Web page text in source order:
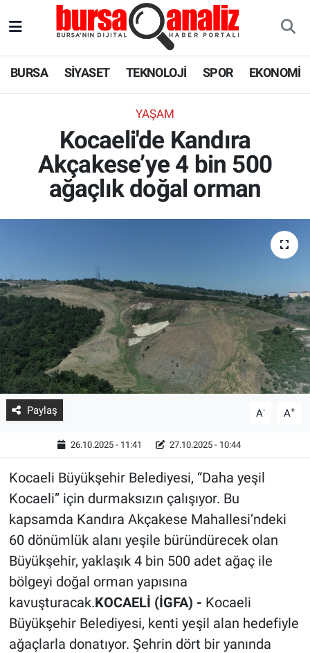
BURSA SİYASET TEKNOLOJİ SPOR EKONOMİ
YAŞAM
Kocaeli'de Kandıra
Akçakese’ye 4 bin 500
ağaçlık doğal orman
Paylaş A- A+
26.10.2025 - 11:41 27.10.2025 - 10:44
Kocaeli Büyükşehir Belediyesi, “Daha yeşil
Kocaeli” için durmaksızın çalışıyor. Bu
kapsamda Kandıra Akçakese Mahallesi’ndeki
60 dönümlük alanı yeşile büründürecek olan
Büyükşehir, yaklaşık 4 bin 500 adet ağaç ile
bölgeyi doğal orman yapısına
kavuşturacak.KOCAELİ (İGFA) - Kocaeli
Büyükşehir Belediyesi, kenti yeşil alan hedefiyle
ağaçlarla donatıyor. Şehrin dört bir yanında
SPOR
EKONOMİ
ASTROLOJİ
BLOG
Süper Lig Puan Durumu ve Fikstür
Tüm Manşetler
Haber Arşivi